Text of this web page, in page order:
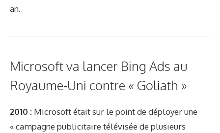
an.
Microsoft va lancer Bing Ads au
Royaume-Uni contre « Goliath »
2010 : Microsoft était sur le point de déployer une
« campagne publicitaire télévisée de plusieurs